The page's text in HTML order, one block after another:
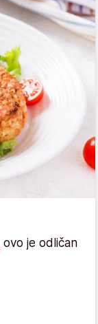
ovo je odličan